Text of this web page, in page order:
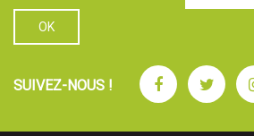
SUIVEZ-NOUS ! Facebook